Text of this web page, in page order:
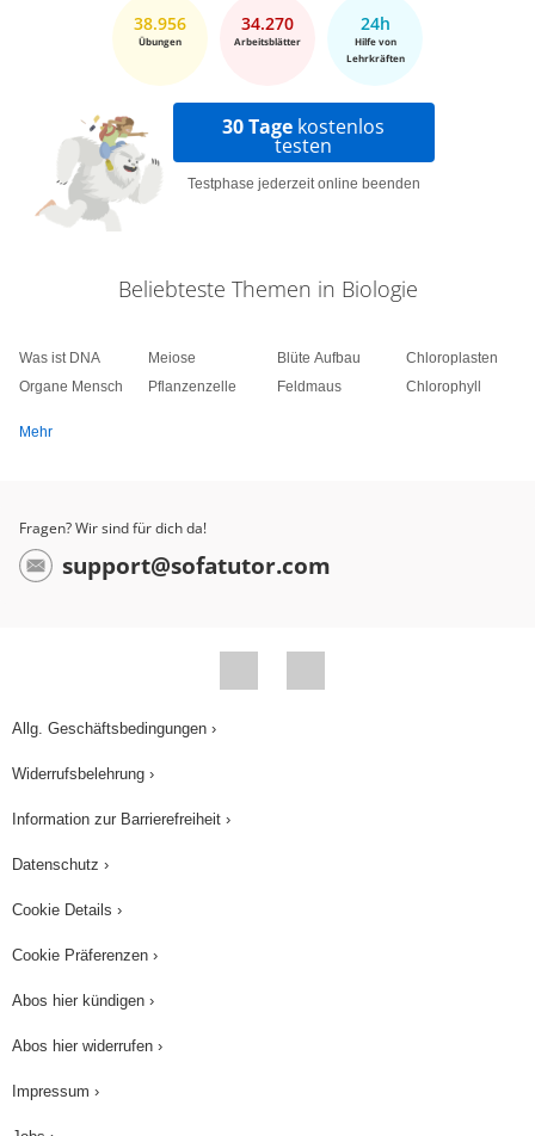
38.956
Übungen
34.270
Arbeitsblätter
24h
Hilfe von
Lehrkräften
30 Tage kostenlos
testen
Testphase jederzeit online beenden
Beliebteste Themen in Biologie
Was ist DNA
Organe Mensch
Meiose
Pflanzenzelle
Blüte Aufbau
Feldmaus
Chloroplasten
Chlorophyll
Mehr
Fragen? Wir sind für dich da!
support@sofatutor.com
Allg. Geschäftsbedingungen ›
Widerrufsbelehrung ›
Information zur Barrierefreiheit ›
Datenschutz ›
Cookie Details ›
Cookie Präferenzen ›
Abos hier kündigen ›
Abos hier widerrufen ›
Impressum ›